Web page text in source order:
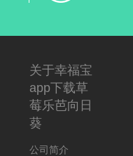
关于幸福宝
app下载草
莓乐芭向日
葵
公司简介